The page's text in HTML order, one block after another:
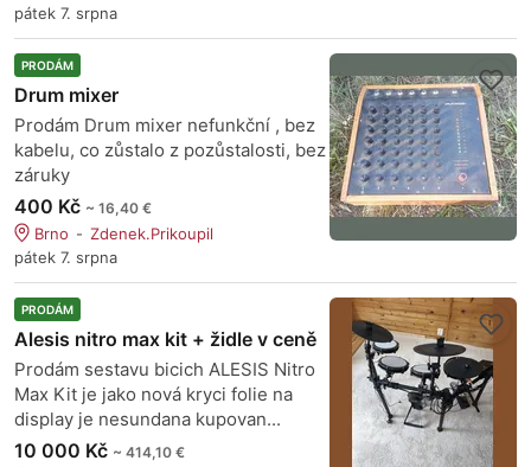
pátek 7. srpna
PRODÁM
Drum mixer
Prodám Drum mixer nefunkční , bez
kabelu, co zůstalo z pozůstalosti, bez
záruky
400 Kč ~ 16,40 €
Brno
Zdenek.Prikoupil
pátek 7. srpna
PRODÁM
Alesis nitro max kit + židle v ceně
Prodám sestavu bicich ALESIS Nitro
Max Kit je jako nová kryci folie na
display je nesundana kupovan...
10 000 Kč ~ 414,10 €